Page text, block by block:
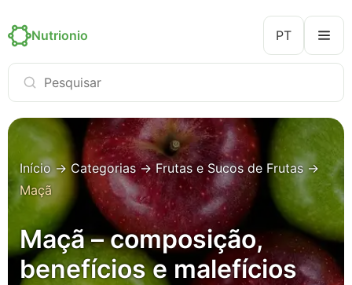
Nutrionio PT
Início→ Categorias→ Frutas e Sucos de Frutas →
Maçã
Maçã – composição,
benefícios e malefícios